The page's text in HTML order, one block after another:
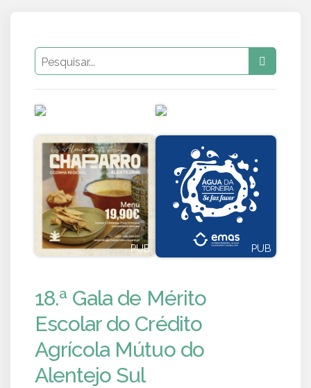
PUB PUB
18.ª Gala de Mérito
Escolar do Crédito
Agrícola Mútuo do
Alentejo Sul